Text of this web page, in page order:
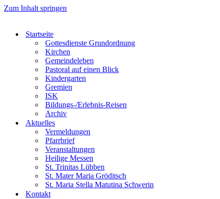
Zum Inhalt springen
Startseite
Gottesdienste Grundordnung
Kirchen
Gemeindeleben
Pastoral auf einen Blick
Kindergarten
Gremien
ISK
Bildungs-/Erlebnis-Reisen
Archiv
Aktuelles
Vermeldungen
Pfarrbrief
Veranstaltungen
Heilige Messen
St. Trinitas Lübben
St. Mater Maria Gröditsch
St. Maria Stella Matutina Schwerin
Kontakt